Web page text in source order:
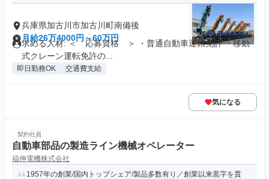
兵庫県加古川市加古川町南備後
月給26万4000円～60万円
求める人材: ＜ 応募資格 ＞ ・普通自動車運転免許 ・移動
式クレーン運転免許の...
即日勤務OK 交通費支給
気になる
契約社員
自動車部品の製造ライン機械オペレーター
福伸電機株式会社
1957年の創業/国内トップシェア/製品多数有り／創業以来黒字を貫